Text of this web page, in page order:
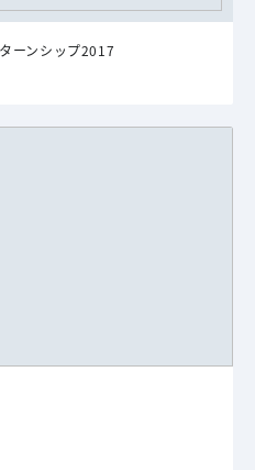
ーンシップ2017